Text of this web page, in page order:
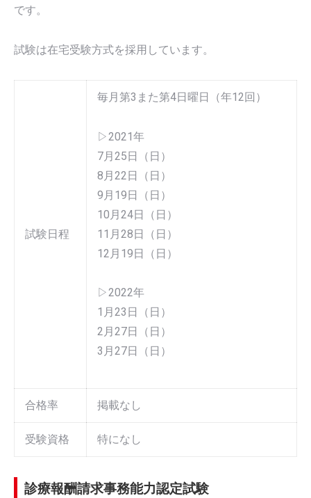
です。
試験は在宅受験方式を採用しています。
試験日程
毎月第3また第4日曜日（年12回）
▷2021年
7月25日（日）
8月22日（日）
9月19日（日）
10月24日（日）
11月28日（日）
12月19日（日）
▷2022年
1月23日（日）
2月27日（日）
3月27日（日）
合格率 掲載なし
受験資格 特になし
診療報酬請求事務能力認定試験